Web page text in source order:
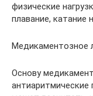
физические
плавание, катание
Медикаментозное
Основу
антиаритмические